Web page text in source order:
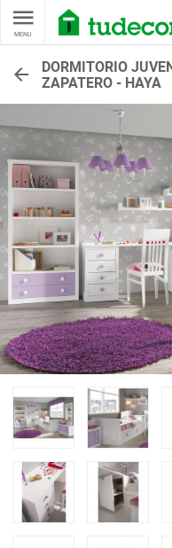
MENU
DORMITORIO
ZAPATERO - HAYA